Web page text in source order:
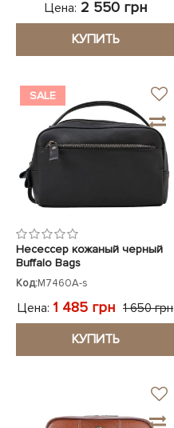
Цена: 2 550 грн
КУПИТЬ
SALE
Несессер кожаный черный
Buffalo Bags
Код:M7460A-s
Цена: 1 485 грн 1 650 грн
КУПИТЬ